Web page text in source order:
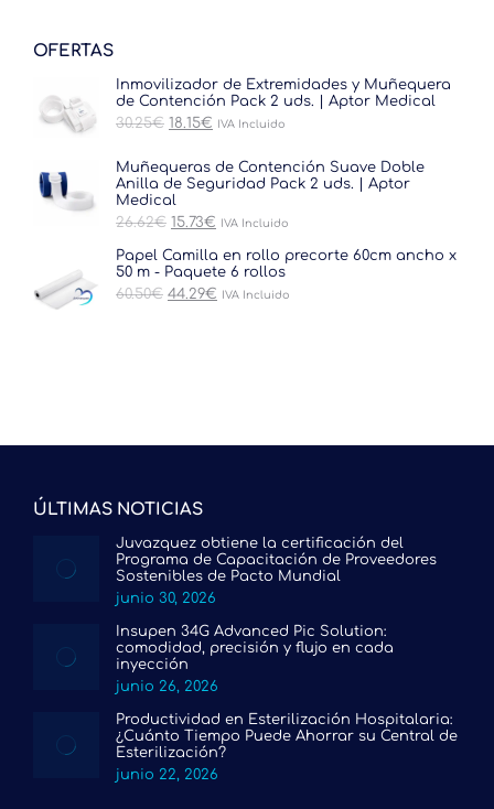
OFERTAS
Inmovilizador de Extremidades y Muñequera
de Contención Pack 2 uds. | Aptor Medical
30.25€ El
era:
30.25€.
18.15€ El
es:
18.15€.
IVA Incluido
Muñequeras de Contención Suave Doble
Anilla de Seguridad Pack 2 uds. | Aptor
Medical
26.62€ El
original
era:
26.62€.
15.73€ El
actual
es:
15.73€.
IVA Incluido
Papel Camilla en rollo precorte 60cm ancho x
50 m - Paquete 6 rollos
60.50€ El
44.29€ El
IVA Incluido
ÚLTIMAS NOTICIAS
Juvazquez obtiene la certificación del
Programa de Capacitación de Proveedores
Sostenibles de Pacto Mundial
junio 30, 2026
Insupen 34G Advanced Pic Solution:
comodidad, precisión y flujo en cada
inyección
junio 26, 2026
Productividad en Esterilización Hospitalaria:
¿Cuánto Tiempo Puede Ahorrar su Central de
Esterilización?
junio 22, 2026